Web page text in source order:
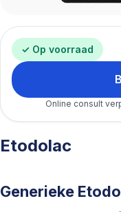
✓ Op voorraad
Online consult
Etodolac
Generieke